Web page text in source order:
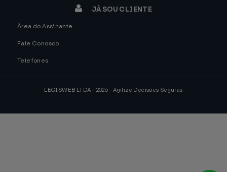
JÁ SOU CLIENTE
Área do Assinante
Fale Conosco
Telefones
LEGISWEB LTDA - 2026 - Agilize Decisões Seguras